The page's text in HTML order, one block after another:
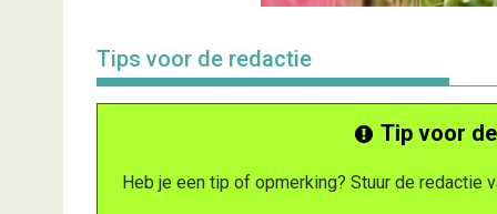
Tips voor de redactie
Tip voor
Heb je een tip of opmerking? Stuur de redactie